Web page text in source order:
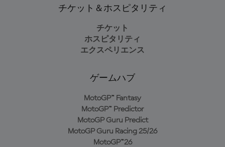
チケット＆ホスピタリティ
チケット
ホスピタリティ
エクスペリエンス
ゲームハブ
MotoGP™ Fantasy
MotoGP™ Predictor
MotoGP Guru Predict
MotoGP Guru Racing 25/26
MotoGP™26